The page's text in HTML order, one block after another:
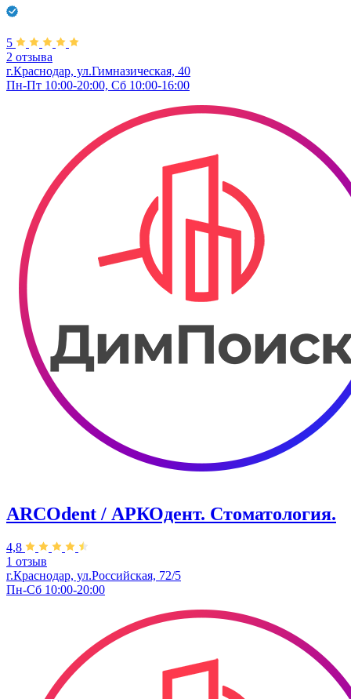
5
2 отзыва
г.Краснодар, ул.Гимназическая, 40
Пн-Пт 10:00-20:00, Сб 10:00-16:00
ARCOdent / АРКОдент. Стоматология.
4,8
1 отзыв
г.Краснодар, ул.Российская, 72/5
Пн-Сб 10:00-20:00